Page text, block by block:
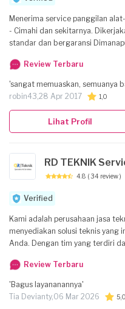
Menerima service panggilan
- Cimahi dan sekitarnya.
standar dan bergaransi
mengalami kerusakan segera hubungi kami. # hari
Review Terbaru
'sangat memuaskan, semuanya
robin43,28 Apr 2017 1,0
Lihat Profil
RD TEKNIK
4.8 ( 34 review )
Verified
Kami adalah perusahaan jasa
menyediakan solusi teknis
Anda. Dengan tim yang terdiri
Desain dan pengembangan
peralatan - Konsultasi dan
*Keunggulan Kami:* - Kualitas layanan yang tinggi - Waktu respons yang
cepat - Harga yang kompetitif -
Review Terbaru
'Bagus layananannya'
Tia Devianty,06 Mar 2026 5,0